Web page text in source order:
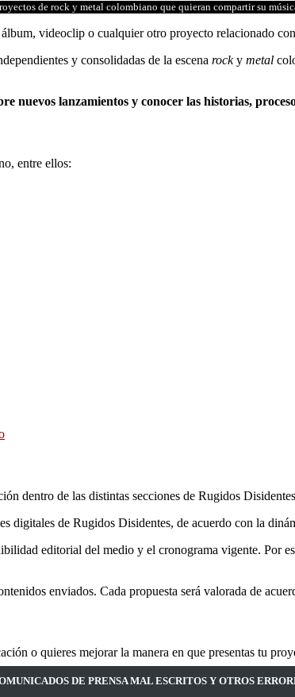
de rock y metal colombiano que quieran compartir su
videoclip o cualquier otro proyecto relacionado
y consolidadas de la escena rocky metal
nuevos lanzamientos y conocer las historias,
entre ellos:
dentro de las distintas secciones de Rugidos
digitales de Rugidos Disidentes, de acuerdo con la
editorial del medio y el cronograma vigente. Por
enviados. Cada propuesta será valorada de
o quieres mejorar la manera en que presentas tu
DE PRENSA MAL ESCRITOS Y OTROS